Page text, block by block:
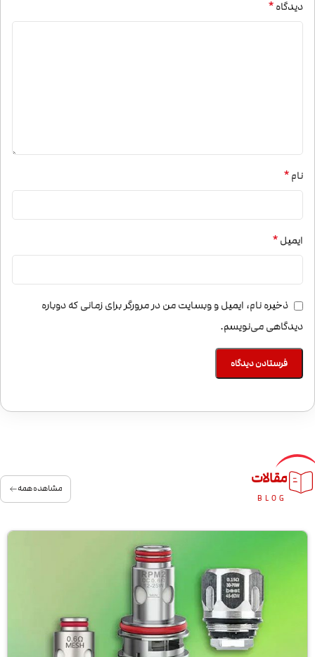
دیدگاه*
نام*
ایمیل*
ذخیره نام، ایمیل و وبسایت من در مرورگر برای زمانی که دوباره
دیدگاهی می‌نویسم.
مقالات
BLOG
مشاهده همه